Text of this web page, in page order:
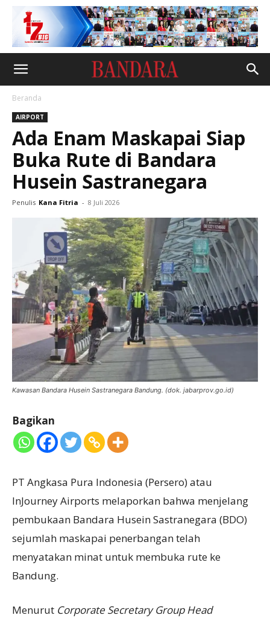
Beranda
AIRPORT
Ada Enam Maskapai Siap
Buka Rute di Bandara
Husein Sastranegara
Penulis Kana Fitria - 8 Juli 2026
Kawasan Bandara Husein Sastranegara Bandung. (dok. jabarprov.go.id)
Bagikan
PT Angkasa Pura Indonesia (Persero) atau
InJourney Airports melaporkan bahwa menjelang
pembukaan Bandara Husein Sastranegara (BDO)
sejumlah maskapai penerbangan telah
menyatakan minat untuk membuka rute ke
Bandung.
Menurut Corporate Secretary Group Head